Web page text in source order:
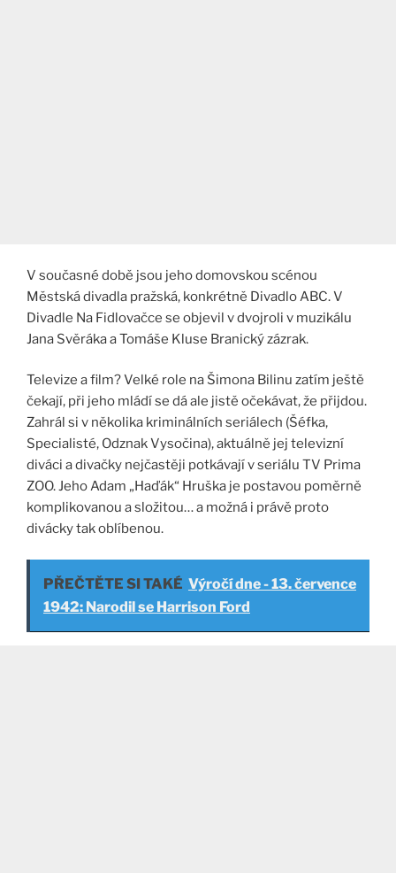
V současné době jsou jeho domovskou scénou
Městská divadla pražská, konkrétně Divadlo ABC. V
Divadle Na Fidlovačce se objevil v dvojroli v muzikálu
Jana Svěráka a Tomáše Kluse Branický zázrak.
Televize a film? Velké role na Šimona Bilinu zatím ještě
čekají, při jeho mládí se dá ale jistě očekávat, že přijdou.
Zahrál si v několika kriminálních seriálech (Šéfka,
Specialisté, Odznak Vysočina), aktuálně jej televizní
diváci a divačky nejčastěji potkávají v seriálu TV Prima
ZOO. Jeho Adam „Haďák“ Hruška je postavou poměrně
komplikovanou a složitou… a možná i právě proto
divácky tak oblíbenou.
PŘEČTĚTE SI TAKÉ Výročí dne - 13. července
1942: Narodil se Harrison Ford